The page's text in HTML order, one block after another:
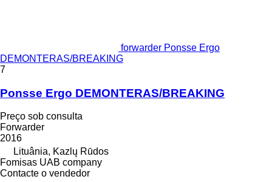
forwarder Ponsse Ergo
DEMONTERAS/BREAKING
7
Ponsse Ergo DEMONTERAS/BREAKING
Preço sob consulta
Forwarder
2016
Lituânia, Kazlų Rūdos
Fomisas UAB company
Contacte o vendedor